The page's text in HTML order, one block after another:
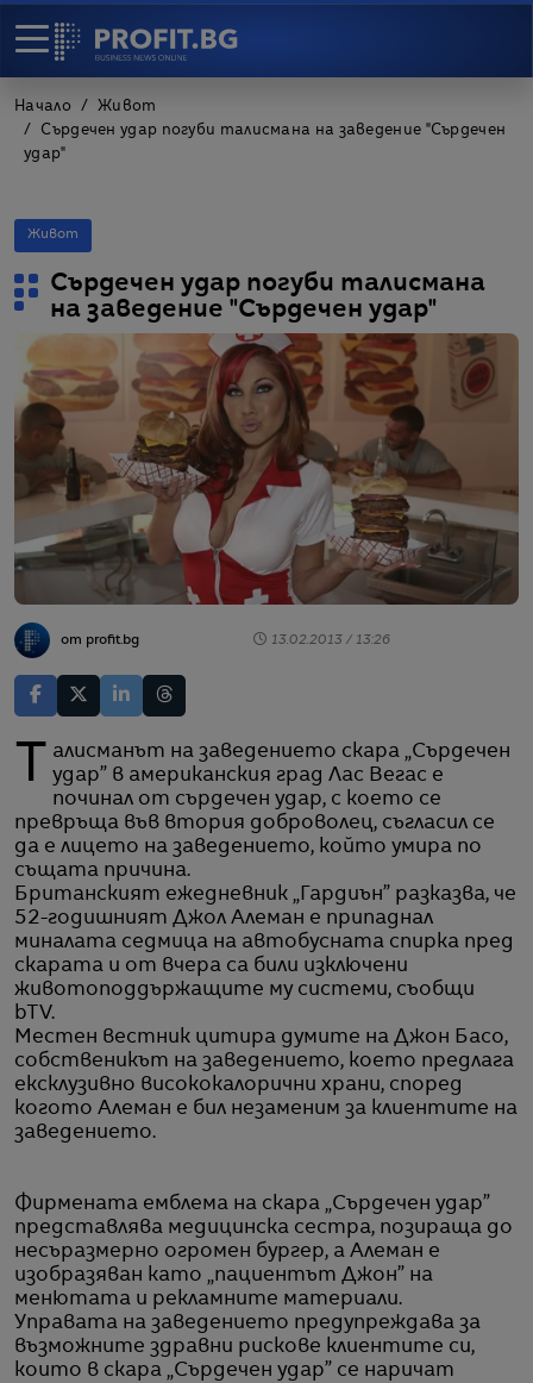
Начало
Живот
Сърдечен удар погуби талисмана на заведение "Сърдечен
удар"
Живот
Сърдечен удар погуби талисмана
на заведение "Сърдечен удар"
от profit.bg 13.02.2013 / 13:26
Талисманът на заведението скара „Сърдечен
удар” в американския град Лас Вегас е
починал от сърдечен удар, с което се
превръща във втория доброволец, съгласил се
да е лицето на заведението, който умира по
същата причина.
Британският ежедневник „Гардиън” разказва, че
52-годишният Джол Алеман е припаднал
миналата седмица на автобусната спирка пред
скарата и от вчера са били изключени
животоподдържащите му системи, съобщи
bTV.
Местен вестник цитира думите на Джон Басо,
собственикът на заведението, което предлага
ексклузивно висококалорични храни, според
когото Алеман е бил незаменим за клиентите на
заведението.
Фирмената емблема на скара „Сърдечен удар”
представлява медицинска сестра, позираща до
несъразмерно огромен бургер, а Алеман е
изобразяван като „пациентът Джон” на
менютата и рекламните материали.
Управата на заведението предупреждава за
възможните здравни рискове клиентите си,
които в скара „Сърдечен удар” се наричат